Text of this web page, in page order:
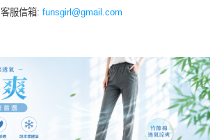
客服信箱: funsgirl@gmail.com